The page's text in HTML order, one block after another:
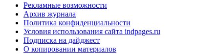
Рекламные возможности
Архив журнала
Политика конфиденциальности
Условия использования сайта indpages.ru
Подписка на дайджест
О копировании материалов